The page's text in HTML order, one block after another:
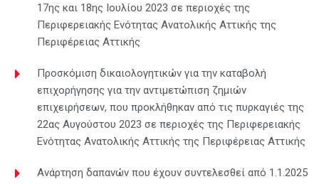
17ης και 18ης Ιουλίου 2023 σε περιοχές της
Περιφερειακής Ενότητας Ανατολικής Αττικής της
Περιφέρειας Αττικής
Προσκόμιση δικαιολογητικών για την καταβολή
επιχορήγησης για την αντιμετώπιση ζημιών
επιχειρήσεων, που προκλήθηκαν από τις πυρκαγιές της
22ας Αυγούστου 2023 σε περιοχές της Περιφερειακής
Ενότητας Ανατολικής Αττικής της Περιφέρειας Αττικής
Ανάρτηση δαπανών που έχουν συντελεσθεί από 1.1.2025